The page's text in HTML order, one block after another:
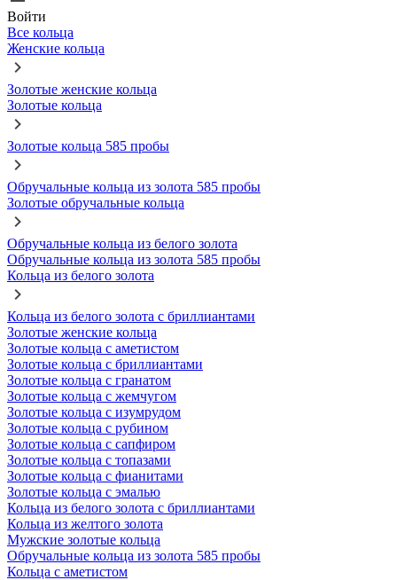
Войти
Все кольца
Женские кольца
Золотые женские кольца
Золотые кольца
Золотые кольца 585 пробы
Обручальные кольца из золота 585 пробы
Золотые обручальные кольца
Обручальные кольца из белого золота
Обручальные кольца из золота 585 пробы
Кольца из белого золота
Кольца из белого золота с бриллиантами
Золотые женские кольца
Золотые кольца с аметистом
Золотые кольца с бриллиантами
Золотые кольца с гранатом
Золотые кольца с жемчугом
Золотые кольца с изумрудом
Золотые кольца с рубином
Золотые кольца с сапфиром
Золотые кольца с топазами
Золотые кольца с фианитами
Золотые кольца с эмалью
Кольца из белого золота с бриллиантами
Кольца из желтого золота
Мужские золотые кольца
Обручальные кольца из золота 585 пробы
Кольца с аметистом